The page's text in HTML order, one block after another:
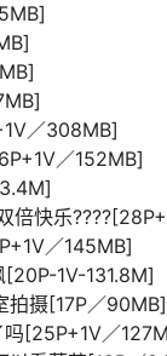
／308MB]
／152MB]
倍快乐
／145MB]
1V-131.8M]
拍摄[17P／90MB]
[25P+1V／